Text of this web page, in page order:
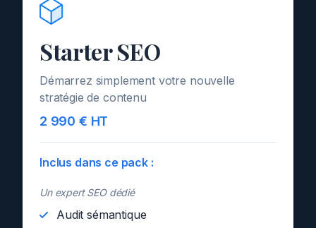
Starter SEO
Démarrez simplement votre nouvelle
stratégie de contenu
2 990 € HT
Inclus dans ce pack :
Un expert SEO dédié
Audit sémantique